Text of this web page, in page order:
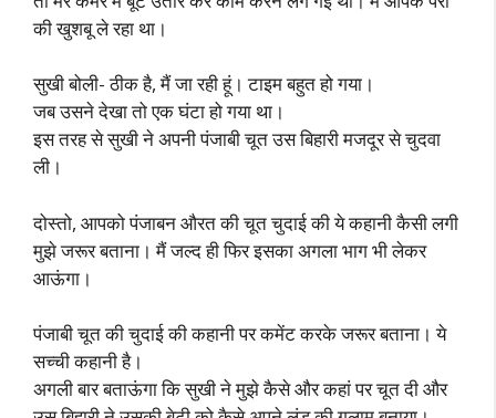
की खुशबू ले रहा था।
सुखी बोली- ठीक है, मैं जा रही हूं। टाइम बहुत हो गया।
जब उसने देखा तो एक घंटा हो गया था।
इस तरह से सुखी ने अपनी पंजाबी चूत उस बिहारी मजदूर से चुदवा
ली।
दोस्तो, आपको पंजाबन औरत की चूत चुदाई की ये कहानी कैसी लगी
मुझे जरूर बताना। मैं जल्द ही फिर इसका अगला भाग भी लेकर
आऊंगा।
पंजाबी चूत की चुदाई की कहानी पर कमेंट करके जरूर बताना। ये
सच्ची कहानी है।
अगली बार बताऊंगा कि सुखी ने मुझे कैसे और कहां पर चूत दी और